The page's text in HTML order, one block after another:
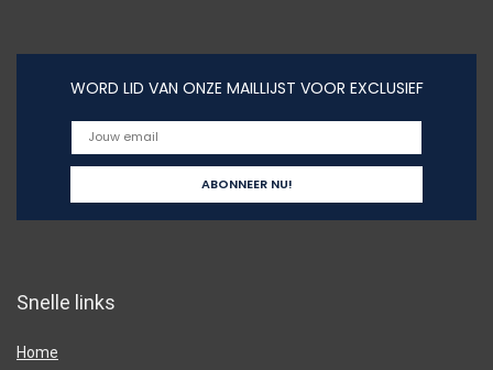
WORD LID VAN ONZE MAILLIJST VOOR EXCLUSIEF
Snelle links
Home